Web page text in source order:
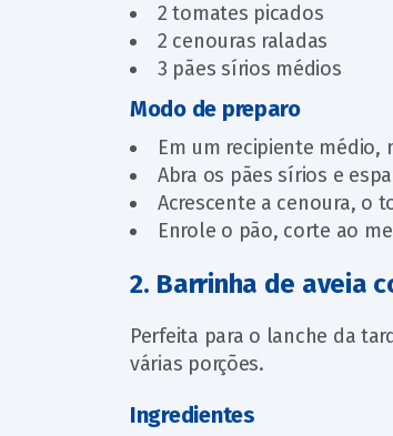
2 tomates picados
2 cenouras raladas
3 pães sírios médios
Modo de preparo
Em um recipiente
Abra os pães sírios e
Acrescente a cenoura, o
Enrole o pão, corte ao
2. Barrinha de aveia
Perfeita para o lanche da
várias porções.
Ingredientes